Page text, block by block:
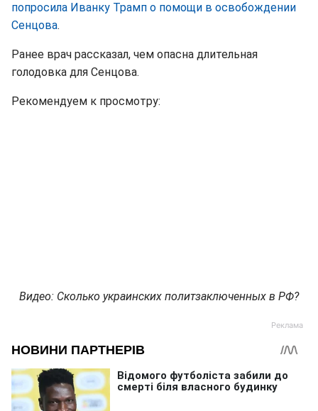
попросила Иванку Трамп о помощи в освобождении
Сенцова.
Ранее врач рассказал, чем опасна длительная
голодовка для Сенцова.
Рекомендуем к просмотру:
Видео: Сколько украинских политзаключенных в РФ?